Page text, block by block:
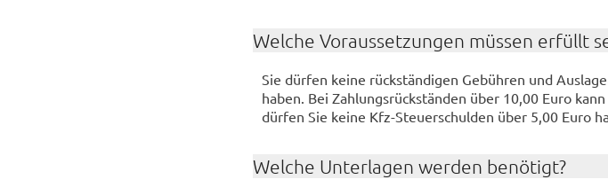
Wel­che Vor­aus­set­zun­gen müs­sen er­füllt
Sie dür­fen keine rück­stän­di­gen Ge­büh­ren und
haben. Bei Zah­lungs­rück­stän­den über 10,00 Euro
dür­fen Sie keine Kfz-​Steuerschulden über 5,00 Euro
Wel­che Un­ter­la­gen wer­den be­nö­tigt?